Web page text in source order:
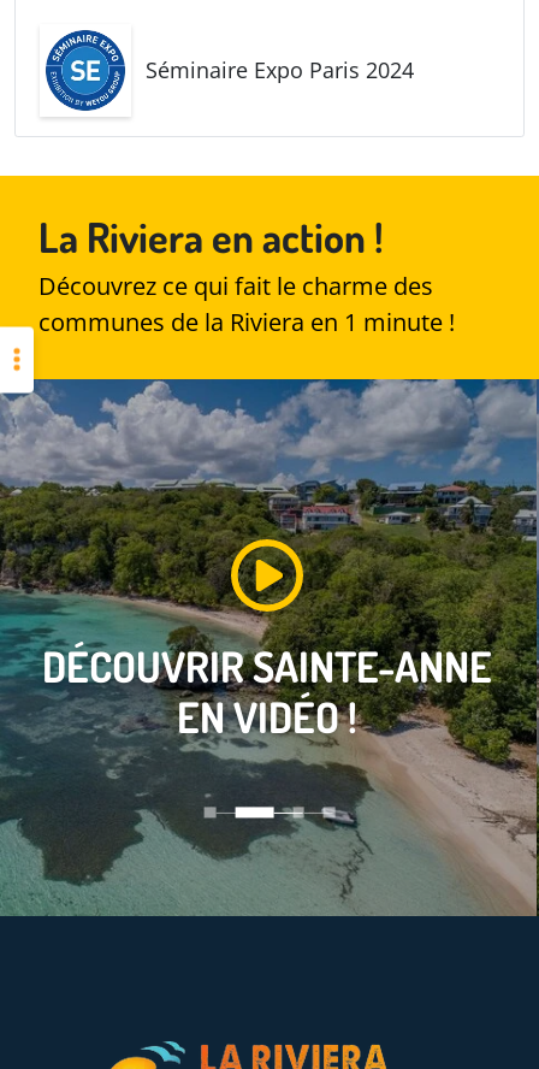
Séminaire Expo Paris 2024
La Riviera en action !
Découvrez ce qui fait le charme des
communes de la Riviera en 1 minute !
DÉCOUVRIRSAINTE-ANNE
EN VIDÉO !